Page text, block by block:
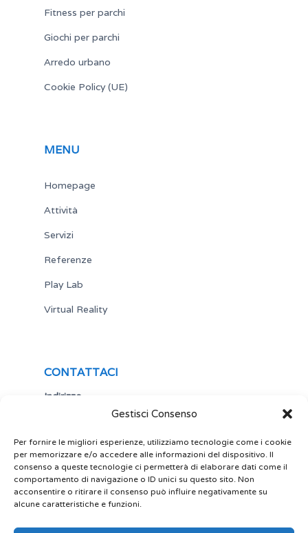
Gestisci Consenso
Per fornire le migliori esperienze, utilizziamo tecnologie come i cookie
per memorizzare e/o accedere alle informazioni del dispositivo. Il
consenso a queste tecnologie ci permetterà di elaborare dati come il
comportamento di navigazione o ID unici su questo sito. Non
acconsentire o ritirare il consenso può influire negativamente su
alcune caratteristiche e funzioni.
Fitness per parchi
Giochi per parchi
Arredo urbano
Cookie Policy (UE)
MENU
Homepage
Attività
Servizi
Referenze
Play Lab
Virtual Reality
CONTATTACI
Indirizzo
Via Antonio Gramsci,19
Italia
Telefono
+ 39 030 5356434
Email
site@play-lab.it